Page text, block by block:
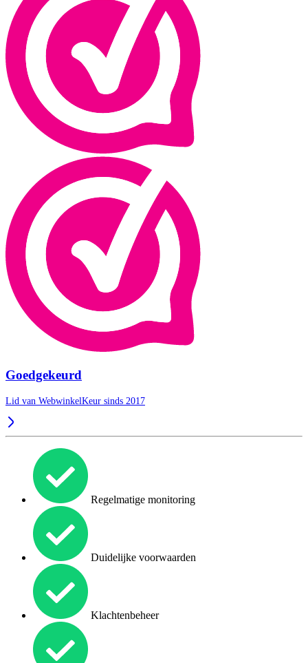
Goedgekeurd
Lid van WebwinkelKeur sinds 2017
Regelmatige monitoring
Duidelijke voorwaarden
Klachtenbeheer